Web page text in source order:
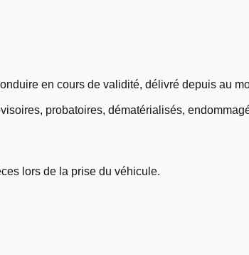
en cours de validité, délivré depuis au
probatoires, dématérialisés,
lors de la prise du véhicule.